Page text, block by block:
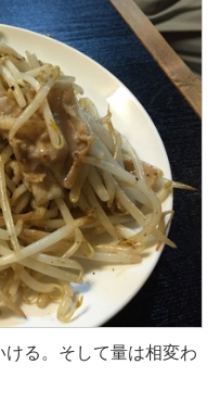
ける。そして量は相変わ